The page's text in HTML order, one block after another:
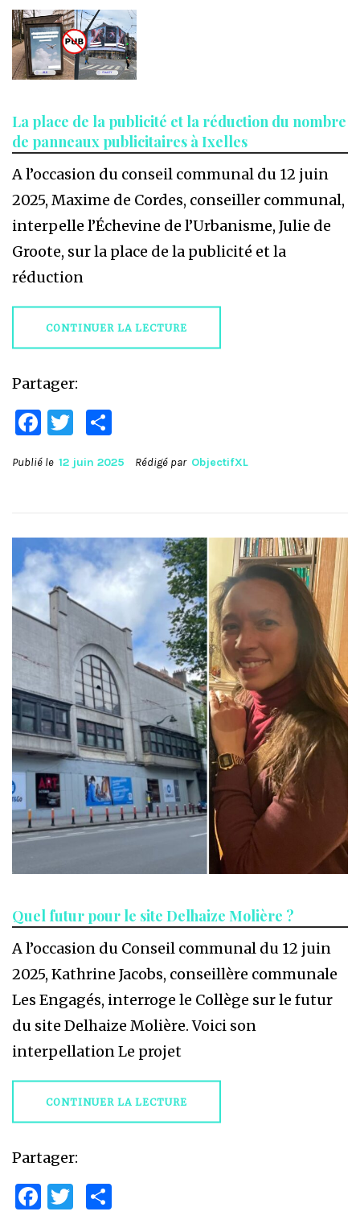
La place de la publicité et la réduction du nombre
de panneaux publicitaires à Ixelles
A l’occasion du conseil communal du 12 juin
2025, Maxime de Cordes, conseiller communal,
interpelle l’Échevine de l’Urbanisme, Julie de
Groote, sur la place de la publicité et la
réduction
CONTINUER LA LECTURE
Partager:
Facebook
Twitter
Publié le 12 juin 2025 Rédigé par ObjectifXL
Quel futur pour le site Delhaize Molière ?
A l’occasion du Conseil communal du 12 juin
2025, Kathrine Jacobs, conseillère communale
Les Engagés, interroge le Collège sur le futur
du site Delhaize Molière. Voici son
interpellation Le projet
CONTINUER LA LECTURE
Partager:
Facebook
Twitter